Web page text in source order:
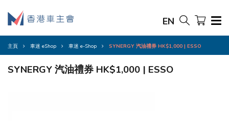
EN
主頁 車迷 eShop 車迷 e-Shop SYNERGY 汽油禮券 HK$1,000 | ESSO
SYNERGY 汽油禮券 HK$1,000 | ESSO